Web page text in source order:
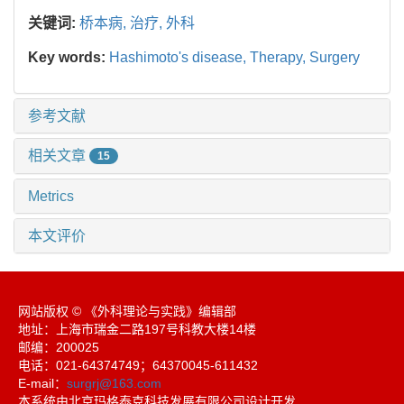
关键词: 桥本病, 治疗, 外科
Key words: Hashimoto's disease, Therapy, Surgery
参考文献
相关文章 15
Metrics
本文评价
网站版权 © 《外科理论与实践》编辑部
地址：上海市瑞金二路197号科教大楼14楼
邮编：200025
电话：021-64374749；64370045-611432
E-mail： surgrj@163.com